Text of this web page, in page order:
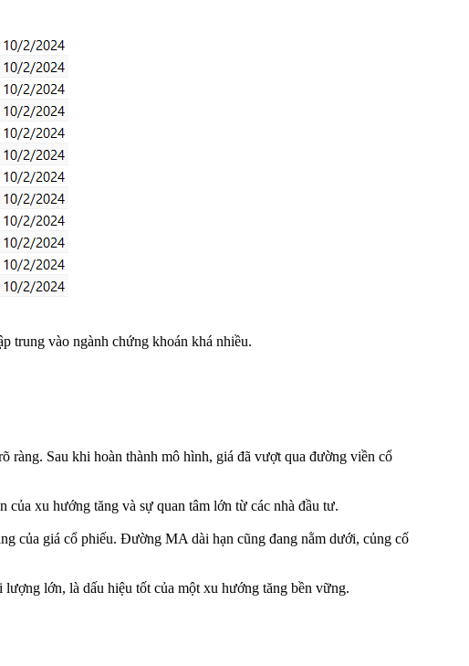
trung vào ngành chứng khoán khá nhiều.
Sau khi hoàn thành mô hình, giá đã vượt qua đường viền cổ
xu hướng tăng và sự quan tâm lớn từ các nhà đầu tư.
của giá cổ phiếu. Đường MA dài hạn cũng đang nằm dưới, củng cố
lớn, là dấu hiệu tốt của một xu hướng tăng bền vững.